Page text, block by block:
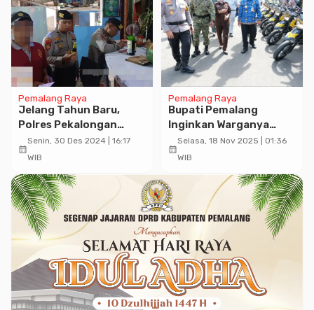
Pemalang Raya
Jelang Tahun Baru,
Polres Pekalongan
Kemabali Razia
Peredaran Miras
calendar_month
Senin, 30 Des 2024 | 16:17
WIB
Pemalang Raya
Bupati Pemalang
Inginkan Warganya
Tertib Berlalu Lintas
calendar_month
Selasa, 18 Nov 2025 | 01:36
WIB